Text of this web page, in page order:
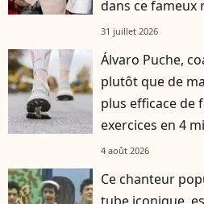
dans ce fameux
31 juillet 2026
Álvaro Puche,
plutôt que de
plus efficace de
exercices en 4
4 août 2026
Ce chanteur